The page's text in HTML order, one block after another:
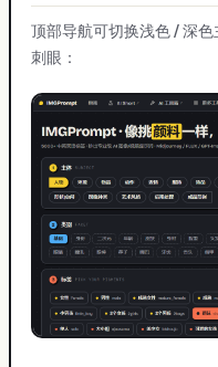
顶部导航可切换浅色 / 深
刺眼：